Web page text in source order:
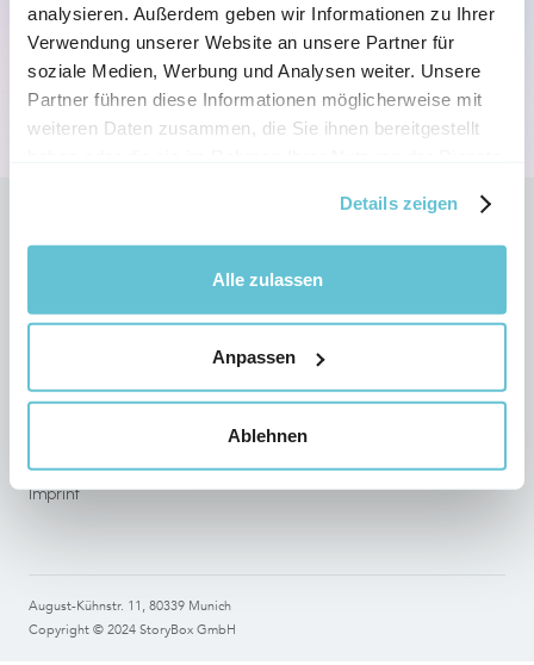
analysieren. Außerdem geben wir Informationen zu Ihrer
Verwendung unserer Website an unsere Partner für
soziale Medien, Werbung und Analysen weiter. Unsere
Partner führen diese Informationen möglicherweise mit
weiteren Daten zusammen, die Sie ihnen bereitgestellt
Details zeigen
Alle zulassen
Anpassen
Ablehnen
Back to the homepage
Legal
Imprint
Copyright © 2024 StoryBox GmbH
August-Kühnstr. 11, 80339 Munich